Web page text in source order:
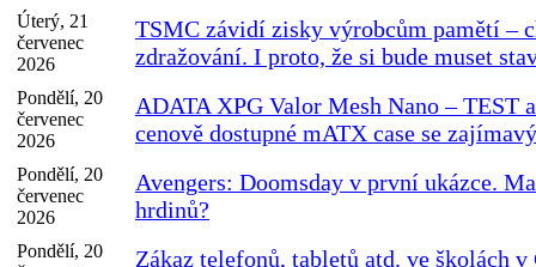
Úterý, 21
červenec
2026
TSMC závidí zisky výrobcům pamětí –
zdražování. I proto, že si bude muset
Pondělí, 20
červenec
2026
ADATA XPG Valor Mesh Nano – TEST
cenově dostupné mATX case se
Pondělí, 20
červenec
2026
Avengers: Doomsday v první ukázce.
hrdinů?
Pondělí, 20
Zákaz telefonů, tabletů atd. ve školách v